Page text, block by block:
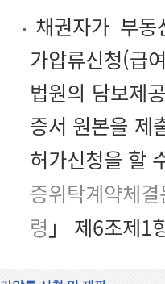
채권자가 부동
가압류신청(급
법원의 담보제
증서 원본을 제
허가신청을 할
증위탁계약체
령 」 제6조제1